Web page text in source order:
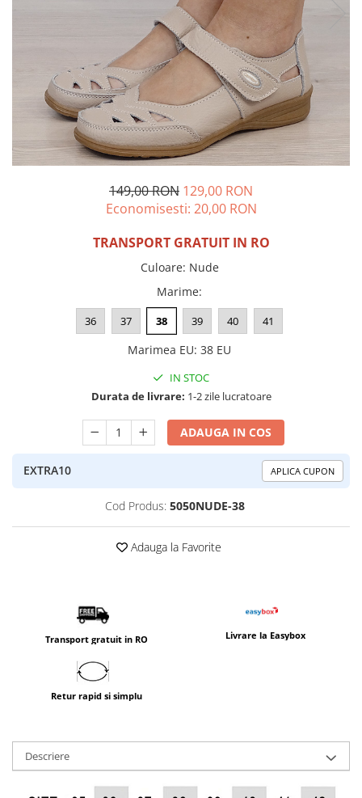
Incaltamine primavara-vara piele
Blugi si pantaloni
Pulovere si cardigane
Salopete
149,00 RON 129,00 RON
Economisesti: 20,00 RON
TRANSPORT GRATUIT IN RO
Culoare: Nude
Marime:
36 37 38 39 40 41
Marimea EU: 38 EU
IN STOC
Durata de livrare: 1-2 zile lucratoare
ADAUGA IN COS
EXTRA10 APLICA CUPON
Cod Produs: 5050NUDE-38
Adauga la Favorite
Transport gratuit in RO Livrare la Easybox
Retur rapid si simplu
Descriere